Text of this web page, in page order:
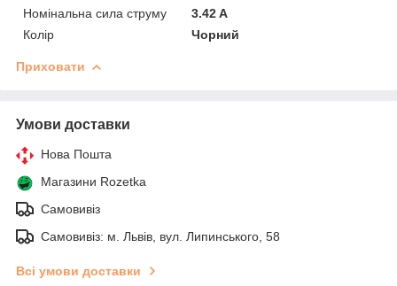
Номінальна сила струму
3.42 A
Колір
Чорний
Приховати
Умови доставки
Нова Пошта
Магазини Rozetka
Самовивіз
Самовивіз: м. Львів, вул. Липинського, 58
Всі умови доставки